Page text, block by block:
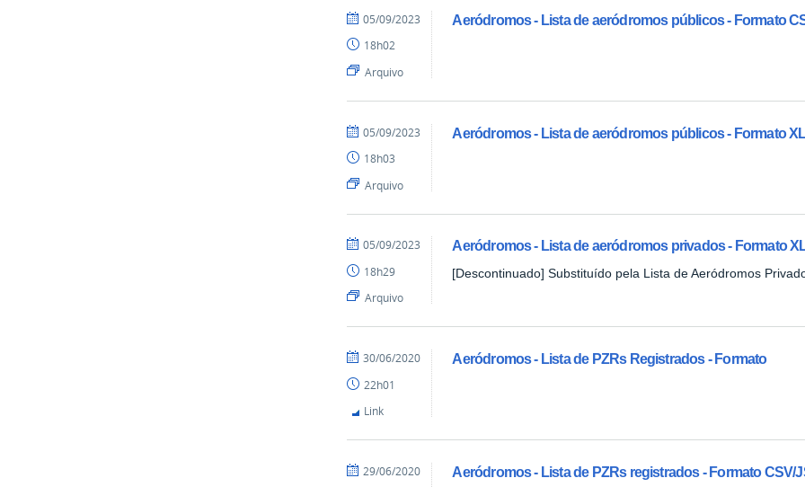
Aeródromos - Lista de aeródromos públicos - Formato
05/09/2023
18h02
Arquivo
Aeródromos - Lista de aeródromos públicos - Formato
05/09/2023
18h03
Arquivo
Aeródromos - Lista de aeródromos privados - Formato
[Descontinuado] Substituído pela Lista de Aeródromos
05/09/2023
18h29
Arquivo
Aeródromos - Lista de PZRs Registrados - Formato
30/06/2020
22h01
Link
Aeródromos - Lista de PZRs registrados - Formato CSV/
29/06/2020